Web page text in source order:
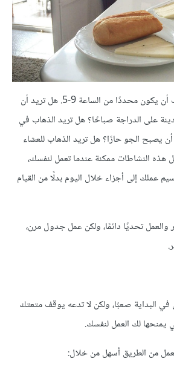
لا تنسَ أن جدولك لا يجب أن يكون محددًا من الساعة 9-5. هل تريد أن
على الدراجة صباحًا؟ هل تريد الذهاب في
يصبح الجو حارًا؟ هل تريد الذهاب للعشاء
هذه النشاطات ممكنة عندما تعمل لنفسك،
عملك إلى أجزاء خلال اليوم بدلًا من القيام
والعمل تحديًا دائمًا، ولكن عمل جدول مرن،
البداية صعبًا، ولكن لا تدعه يوقف متعتك
يمنحها لك العمل لنفسك.
من الطريق أسهل من خلال: